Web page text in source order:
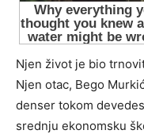
Njen život je bio
Njen otac, Bego
denser tokom
srednju ekonomsku